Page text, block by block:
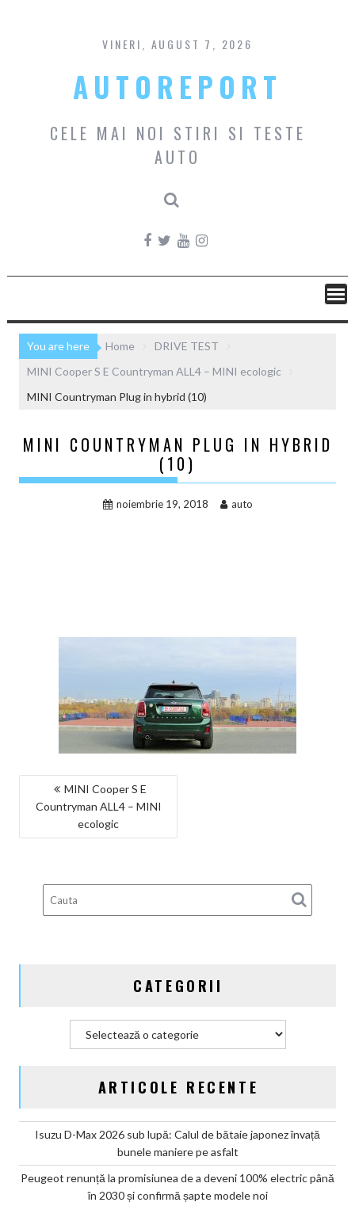
content
VINERI, AUGUST 7, 2026
AUTOREPORT
CELE MAI NOI STIRI SI TESTE
AUTO
You are here Home
DRIVE TEST
MINI Cooper S E Countryman ALL4 – MINI ecologic
MINI Countryman Plug in hybrid (10)
MINI COUNTRYMAN PLUG IN HYBRID
(10)
noiembrie 19, 2018 auto
NAVIGARE
ÎN
ARTICOLE
MINI Cooper S E
Countryman ALL4 – MINI
ecologic
CATEGORII
ARTICOLE RECENTE
Isuzu D-Max 2026 sub lupă: Calul de bătaie japonez învață
bunele maniere pe asfalt
Peugeot renunță la promisiunea de a deveni 100% electric până
în 2030 și confirmă șapte modele noi